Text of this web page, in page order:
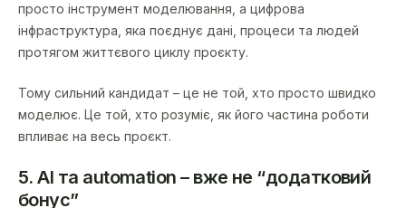
просто інструмент моделювання, а цифрова
інфраструктура, яка поєднує дані, процеси та людей
протягом життєвого циклу проєкту.
Тому сильний кандидат – це не той, хто просто швидко
моделює. Це той, хто розуміє, як його частина роботи
впливає на весь проєкт.
5. AI та automation – вже не “додатковий
бонус”